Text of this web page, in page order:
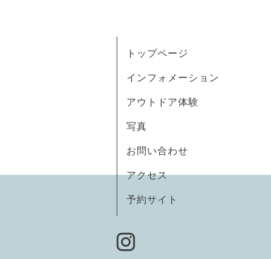
トップページ
インフォメーション
アウトドア体験
写真
お問い合わせ
アクセス
予約サイト